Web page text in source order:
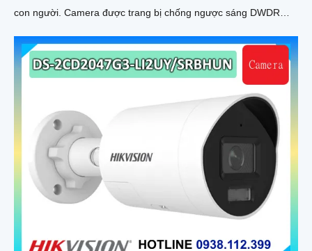
con người. Camera được trang bị chống ngược sáng DWDR